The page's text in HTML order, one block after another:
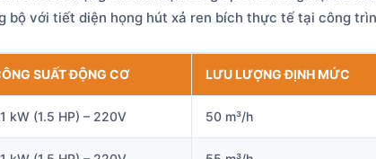
bộ với tiết diện họng hút xả ren bích thực tế tại công
SUẤT ĐỘNG CƠ LƯU LƯỢNG ĐỊNH MỨC
kW (1.5 HP) – 220V 50 m³/h